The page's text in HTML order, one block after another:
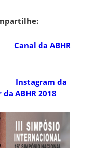
Canal da ABHR
Instagram da
ABHR 2018